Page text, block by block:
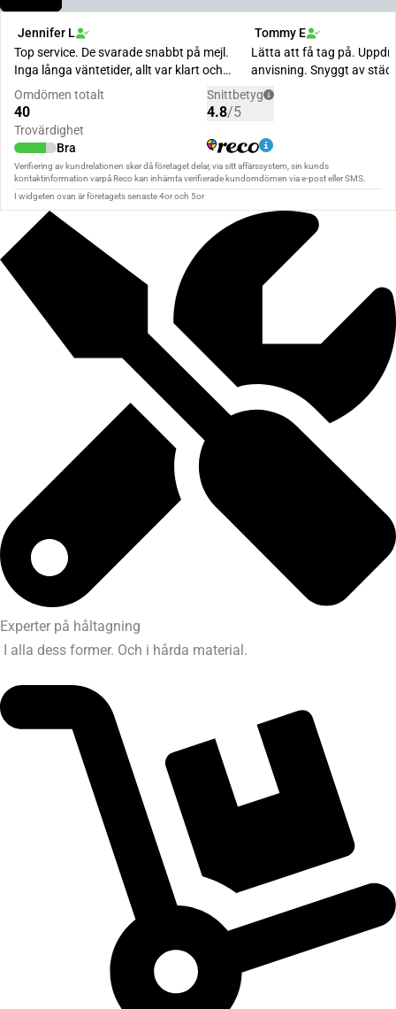
Experter på håltagning
I alla dess former. Och i hårda material.